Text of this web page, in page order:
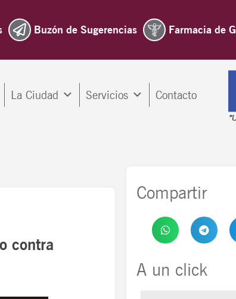
Buzón de Sugerencias Farmacia de
La Ciudad Servicios Contacto
contra
Compartir
A un click